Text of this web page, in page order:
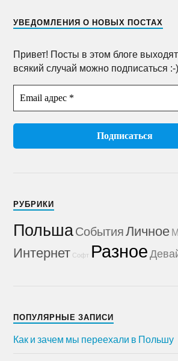
УВЕДОМЛЕНИЯ О НОВЫХ ПОСТАХ
Привет! Посты в этом блоге
всякий случай можно подписаться :-
РУБРИКИ
ПольшаСобытияЛичное
Интернет Софт Разное
ПОПУЛЯРНЫЕ ЗАПИСИ
Как и зачем мы переехали в Польшу